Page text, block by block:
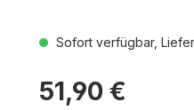
Sofort verfügbar,
51,90 €